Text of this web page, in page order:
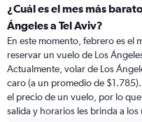
categories.
Range:
91
categories.
The
chart
has
1
Y
¿Cuál es el mes más
Ángeles a Tel Aviv?
En este momento, febrero es el
reservar un vuelo de Los
Actualmente, volar de Los
caro (a un promedio de
el precio de un vuelo, por lo
salida y horarios les brinda a